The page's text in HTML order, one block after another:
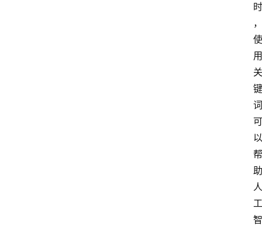
时
，
使
用
关
键
词
可
以
帮
助
人
工
智